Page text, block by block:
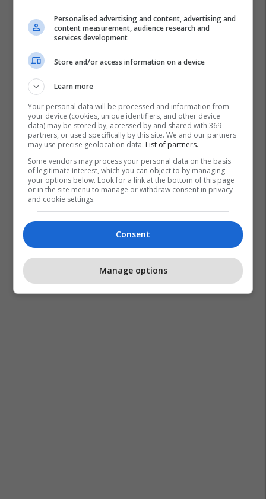
Demokraci Plus
Personalised advertising and content, advertising and
content measurement, audience research and
services development
Store and/or access information on a device
Learn more
Your personal data will be processed and information from
your device (cookies, unique identifiers, and other device
data) may be stored by, accessed by and shared with 369
partners, or used specifically by this site. We and our partners
may use precise geolocation data. List of partners.
Some vendors may process your personal data on the basis
of legitimate interest, which you can object to by managing
your options below. Look for a link at the bottom of this page
or in the site menu to manage or withdraw consent in privacy
and cookie settings.
Consent
Manage options